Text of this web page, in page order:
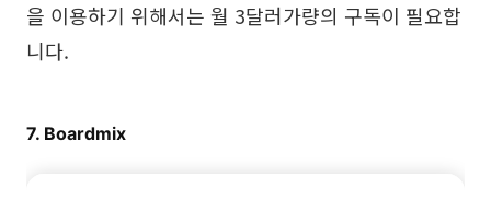
을 이용하기 위해서는 월 3달러가량의 구독이 필요합
니다.
7. Boardmix